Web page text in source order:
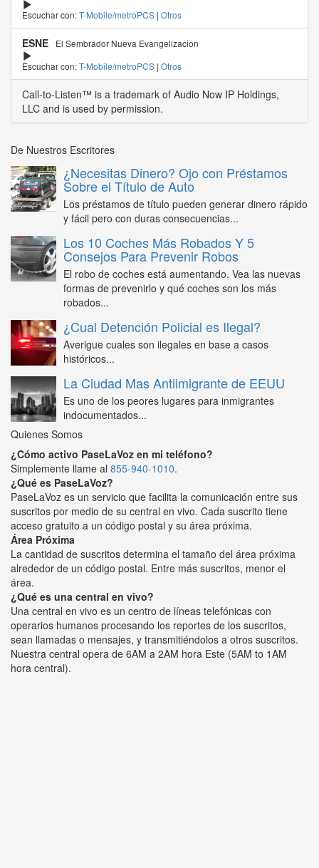
Escuchar con:T-Mobile/metroPCS | Otros
ESNE
El Sembrador Nueva Evangelizacion
Escuchar con:T-Mobile/metroPCS | Otros
Call-to-Listen™ is a trademark of Audio Now IP Holdings,
LLC and is used by permission.
De Nuestros Escritores
¿Necesitas Dinero? Ojo con Préstamos
Sobre el Título de Auto
Los préstamos de título pueden generar dinero rápido
y fácil pero con duras consecuencias...
Los 10 Coches Más Robados Y 5
Consejos Para Prevenir Robos
El robo de coches está aumentando. Vea las nuevas
formas de prevenirlo y qué coches son los más
robados...
¿Cual Detención Policial es Ilegal?
Averigue cuales son ilegales en base a casos
históricos...
La Ciudad Mas Antiimigrante de EEUU
Es uno de los peores lugares para inmigrantes
indocumentados...
Quienes Somos
¿Cómo activo PaseLaVoz en mi teléfono?
Simplemente llame al 855-940-1010.
¿Qué es PaseLaVoz?
PaseLaVoz es un servicio que facilita la comunicación entre sus
suscritos por medio de su central en vivo. Cada suscrito tiene
acceso gratuito a un código postal y su área próxima.
Área Próxima
La cantidad de suscritos determina el tamaño del área próxima
alrededor de un código postal. Entre más suscritos, menor el
área.
¿Qué es una central en vivo?
Una central en vivo es un centro de líneas telefónicas con
operarios humanos procesando los reportes de los suscritos,
sean llamadas o mensajes, y transmitiéndolos a otros suscritos.
Nuestra central opera de 6AM a 2AM hora Este (5AM to 1AM
hora central).